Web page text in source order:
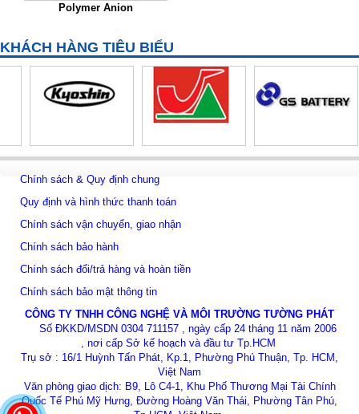
Polymer Anion
KHÁCH HÀNG TIÊU BIỂU
Chính sách & Quy định chung
Quy định và hình thức thanh toán
Chính sách vận chuyển, giao nhận
Chính sách bảo hành
Chính sách đổi/trả hàng và hoàn tiền
Chính sách bảo mật thông tin
CÔNG TY TNHH CÔNG NGHỆ VÀ MÔI TRƯỜNG TƯỜNG PHÁT
Số ĐKKD/MSDN 0304 711157 , ngày cấp 24 tháng 11 năm 2006
, nơi cấp Sở kế hoạch và đầu tư Tp.HCM
Trụ sở : 16/1 Huỳnh Tấn Phát, Kp.1, Phường Phú Thuận, Tp. HCM,
Việt Nam
Văn phòng giao dịch: B9, Lô C4-1, Khu Phố Thương Mại Tài Chính
Quốc Tế Phú Mỹ Hưng, Đường Hoàng Văn Thái, Phường Tân Phú,